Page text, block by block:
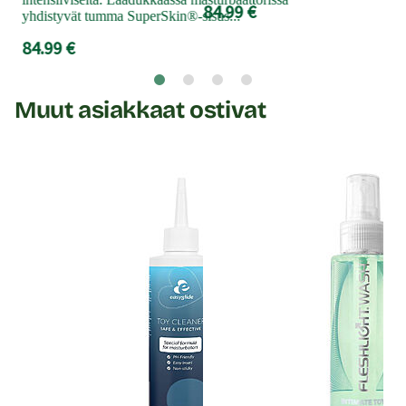
yhdistyvät tumma SuperSkin®-sisus...
84.99 €
84.99 €
Muut asiakkaat ostivat